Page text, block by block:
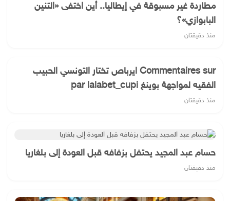
مطاردة غير مسبوقة في إيطاليا.. أين اختفى «التنين
البابوازي»؟
منذ دقيقتان
Commentaires sur ايرباص تختار التونسي الحبيب
الفقيه لمواجهة بوينغ par lalabet_cupi
منذ دقيقتان
حسام عبد المجيد يحتفل بزفافه قبل العودة إلى بلغاريا
منذ دقيقتان